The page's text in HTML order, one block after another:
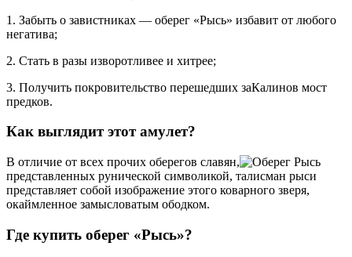
1. Забыть о завистниках — оберег «Рысь» избавит от любого
негатива;
2. Стать в разы изворотливее и хитрее;
3. Получить покровительство перешедших заКалинов мост
предков.
Как выглядит этот амулет?
В отличие от всех прочих оберегов славян,
представленных рунической символикой, талисман рыси
представляет собой изображение этого коварного зверя,
окаймленное замысловатым ободком.
Где купить оберег «Рысь»?